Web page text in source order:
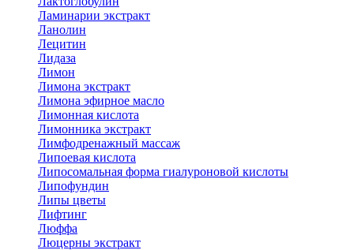
Ламинарии экстракт
Ланолин
Лецитин
Лидаза
Лимон
Лимона экстракт
Лимона эфирное масло
Лимонная кислота
Лимонника экстракт
Лимфодренажный массаж
Липоевая кислота
Липосомальная форма гиалуроновой кислоты
Липофундин
Липы цветы
Лифтинг
Люффа
Люцерны экстракт